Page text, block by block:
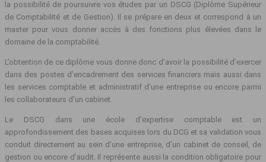
la possibilité de poursuivre vos études par un DSCG (Diplôme Supérieur
de Comptabilité et de Gestion). Il se prépare en deux et correspond à un
master pour vous donner accès à des fonctions plus élevées dans le
domaine de la comptabilité.
L’obtention de ce diplôme vous donne donc d’avoir la possibilité d’exercer
dans des postes d’encadrement des services financiers mais aussi dans
les services comptable et administratif d’une entreprise ou encore parmi
les collaborateurs d’un cabinet.
Le DSCG dans une école d’expertise comptable est un
approfondissement des bases acquises lors du DCG et sa validation vous
conduit directement au sein d’une entreprise, d’un cabinet de conseil, de
gestion ou encore d’audit. Il représente aussi la condition obligatoire pour